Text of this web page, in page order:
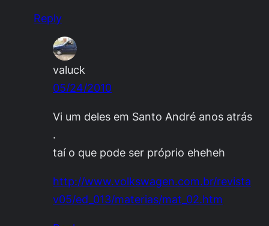
Reply
valuck
05/24/2010
Vi um deles em Santo André anos atrás
.
taí o que pode ser próprio eheheh
http://www.volkswagen.com.br/revista
v05/ed_013/materias/mat_02.htm